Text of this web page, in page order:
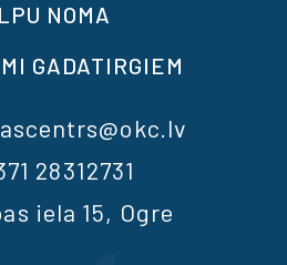
NOMA
GADATIRGIEM
28312731
iela 15, Ogre